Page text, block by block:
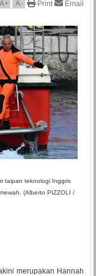
A+ A- Print Email
taipan teknologi Inggris
(Alberto PIZZOLI /
merupakan Hannah